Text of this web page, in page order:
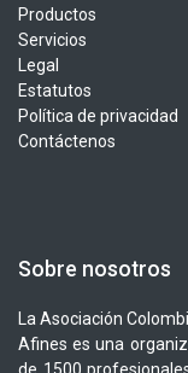
Productos
Servicios
Legal
Estatutos
Política de privacidad
Contáctenos
Sobre nosotros
La Asociación
Afines es una
de 1500